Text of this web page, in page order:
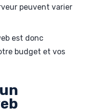
peuvent varier
est donc
budget et vos